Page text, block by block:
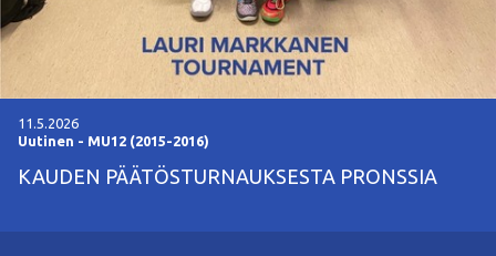
11.5.2026
Uutinen - MU12 (2015-2016)
KAUDEN PÄÄTÖSTURNAUKSESTA PRONSSIA